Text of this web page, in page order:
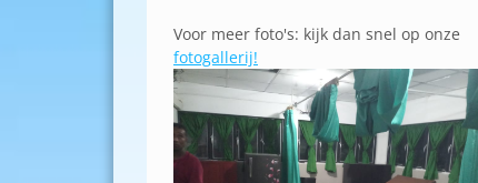
Voor meer foto's: kijk dan snel op onze
fotogallerij!